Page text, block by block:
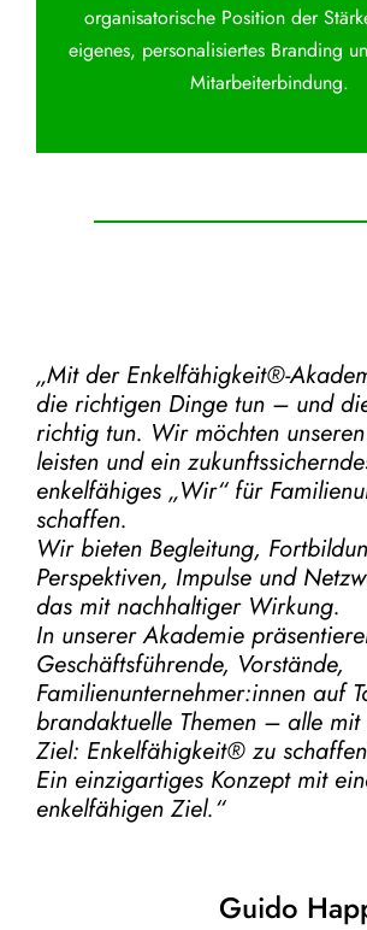
organisatorische Position der
eigenes, personalisiertes Branding
Mitarbeiterbindung.
„Mit der Enkelfähigkeit®-
die richtigen Dinge tun – und
richtig tun. Wir möchten
leisten und ein
enkelfähiges „Wir“ für
schaffen.
Wir bieten Begleitung,
Perspektiven, Impulse und
das mit nachhaltiger Wirkung.
In unserer Akademie
Geschäftsführende, Vorstände,
Familienunternehmer:innen auf
brandaktuelle Themen – alle mit
Ziel: Enkelfähigkeit® zu
Ein einzigartiges Konzept mit
enkelfähigen Ziel.“
Guido